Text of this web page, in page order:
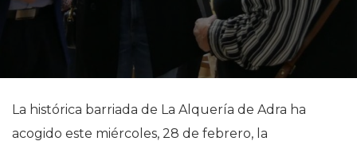
La histórica barriada de La Alquería de Adra ha
acogido este miércoles, 28 de febrero, la